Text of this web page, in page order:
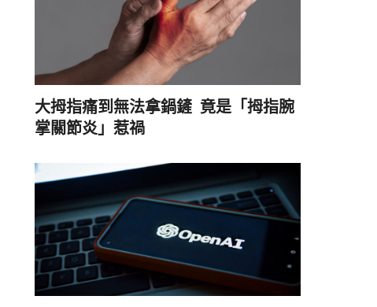
大拇指痛到無法拿鍋鏟 竟是「拇指腕
掌關節炎」惹禍